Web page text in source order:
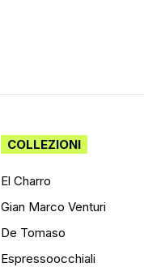
COLLEZIONI
El Charro
Gian Marco Venturi
De Tomaso
Espressoocchiali